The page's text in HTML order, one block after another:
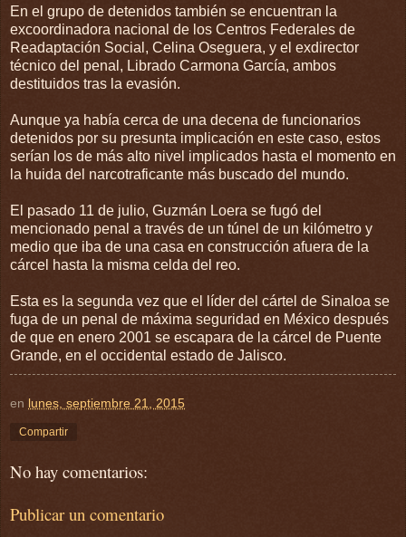
En el grupo de detenidos también se encuentran la
excoordinadora nacional de los Centros Federales de
Readaptación Social, Celina Oseguera, y el exdirector
técnico del penal, Librado Carmona García, ambos
destituidos tras la evasión.
Aunque ya había cerca de una decena de funcionarios
detenidos por su presunta implicación en este caso, estos
serían los de más alto nivel implicados hasta el momento en
la huida del narcotraficante más buscado del mundo.
El pasado 11 de julio, Guzmán Loera se fugó del
mencionado penal a través de un túnel de un kilómetro y
medio que iba de una casa en construcción afuera de la
cárcel hasta la misma celda del reo.
Esta es la segunda vez que el líder del cártel de Sinaloa se
fuga de un penal de máxima seguridad en México después
de que en enero 2001 se escapara de la cárcel de Puente
Grande, en el occidental estado de Jalisco.
en lunes, septiembre 21, 2015
Compartir
No hay comentarios:
Publicar un comentario